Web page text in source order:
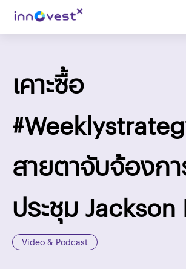
เคาะซื้อ
สายตาจับจ้องก
ประชุม Jackson
Video & Podcast